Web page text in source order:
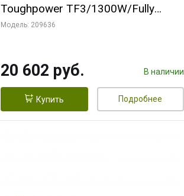
Toughpower TF3/1300W/Fully
Modular/Non Light/Full
Модель: 209636
20 602 руб. В наличии
Купить Подробнее